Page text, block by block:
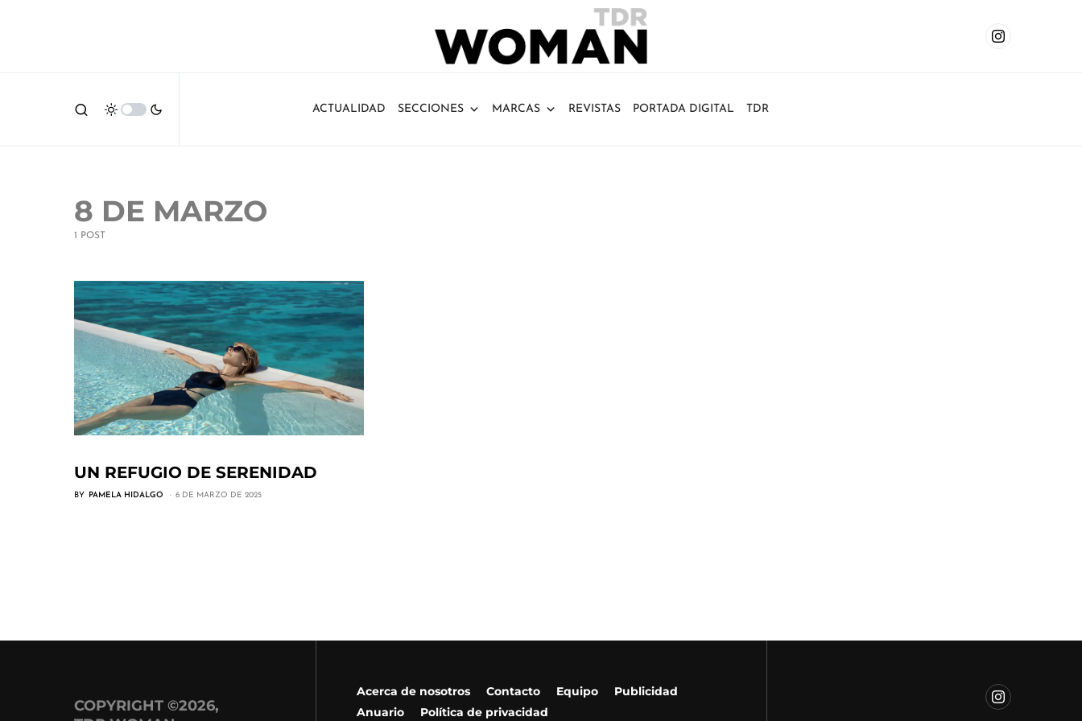
ACTUALIDAD SECCIONES MARCAS REVISTAS PORTADA DIGITAL TDR
8 DE MARZO
1 POST
UN REFUGIO DE SERENIDAD
BY PAMELA HIDALGO 6 DE MARZO DE 2025
COPYRIGHT ©2026,
Acerca de nosotros Contacto Equipo
Publicidad
Anuario
Política de privacidad